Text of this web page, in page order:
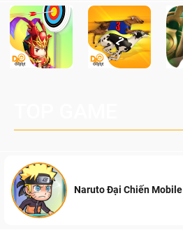
Naruto Đại Chiến Mobile